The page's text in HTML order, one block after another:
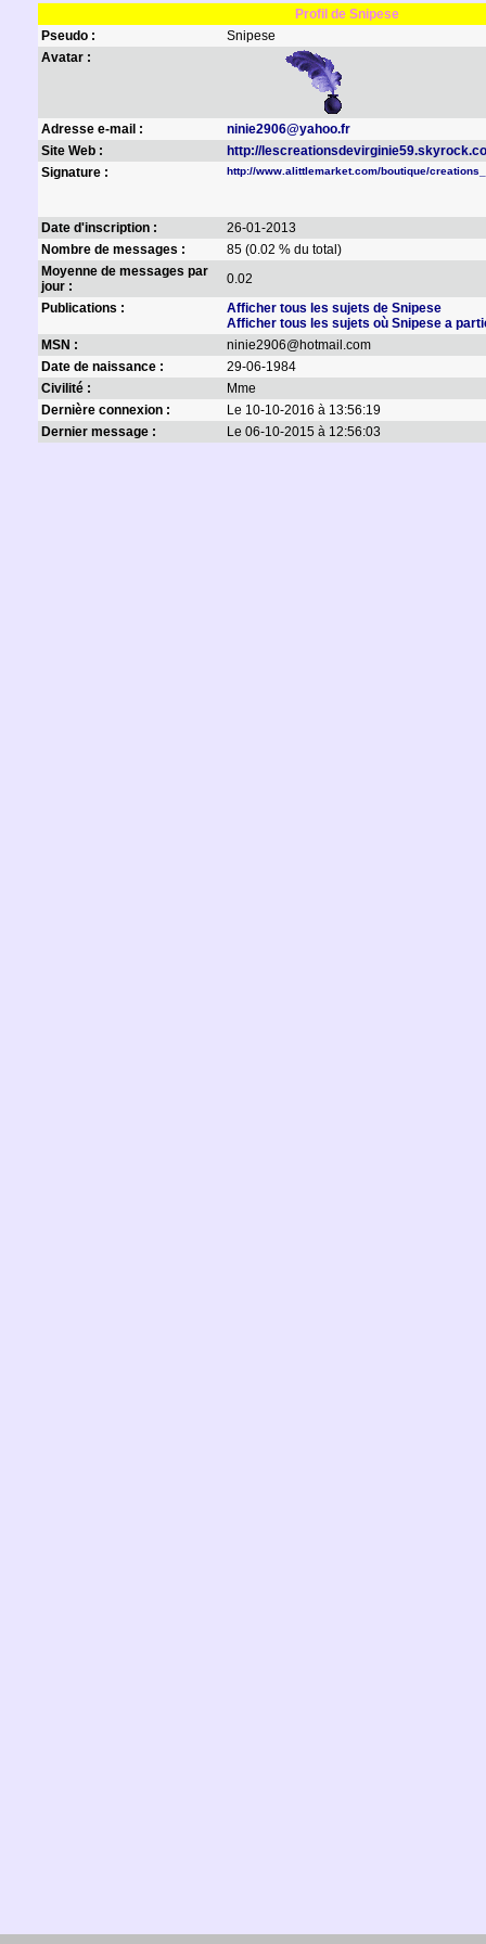
Profil de Snipese
Pseudo :
Snipese
Avatar :
Adresse e-mail :
ninie2906@yahoo.fr
Site Web :
http://
Signature :
http://www.alittlemarket.com/boutique/
Date d'inscription :
26-01-2013
Nombre de messages :
85 (0.02 % du total)
Moyenne de messages par
jour :
0.02
Publications :
Afficher tous les sujets de Snipese
Afficher tous les sujets où Snipese a
MSN :
ninie2906@hotmail.com
Date de naissance :
29-06-1984
Civilité :
Mme
Dernière connexion :
Le 10-10-2016 à 13:56:19
Dernier message :
Le 06-10-2015 à 12:56:03